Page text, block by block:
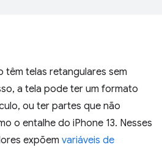
têm telas retangulares sem
a tela pode ter um formato
ou ter partes que não
o entalhe do iPhone 13. Nesses
expõem variáveis de